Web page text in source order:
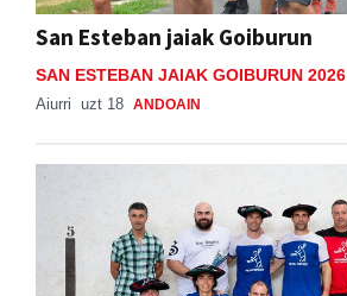
San Esteban jaiak Goiburun
SAN ESTEBAN JAIAK GOIBURUN 2026
Aiurri uzt 18 ANDOAIN